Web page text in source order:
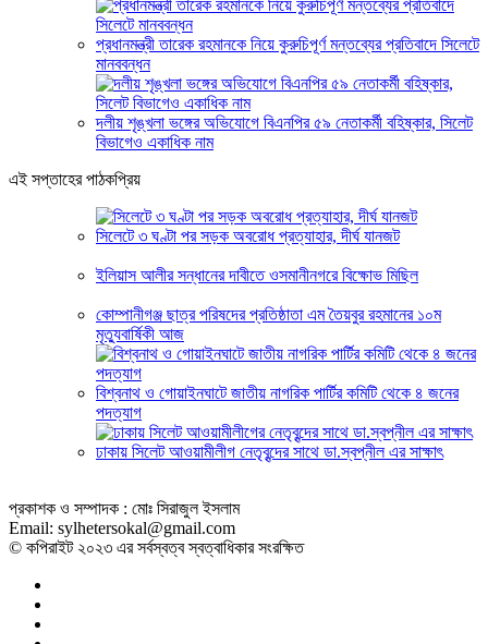
প্রধানমন্ত্রী তারেক রহমানকে নিয়ে কুরুচিপূর্ণ মন্তব্যের প্রতিবাদে সিলেটে
মানববন্ধন
দলীয় শৃঙ্খলা ভঙ্গের অভিযোগে বিএনপির ৫৯ নেতাকর্মী বহিষ্কার, সিলেট
বিভাগেও একাধিক নাম
এই সপ্তাহের পাঠকপ্রিয়
সিলেটে ৩ ঘণ্টা পর সড়ক অবরোধ প্রত্যাহার, দীর্ঘ যানজট
ইলিয়াস আলীর সন্ধানের দাবীতে ওসমানীনগরে বিক্ষোভ মিছিল
কোম্পানীগঞ্জ ছাত্র পরিষদের প্রতিষ্ঠাতা এম তৈয়বুর রহমানের ১০ম
মৃত্যুবার্ষিকী আজ
বিশ্বনাথ ও গোয়াইনঘাটে জাতীয় নাগরিক পার্টির কমিটি থেকে ৪ জনের
পদত্যাগ
ঢাকায় সিলেট আওয়ামীলীগ নেতৃবৃন্দের সাথে ডা.স্বপ্নীল এর সাক্ষাৎ
প্রকাশক ও সম্পাদক : মোঃ সিরাজুল ইসলাম
Email: sylhetersokal@gmail.com
© কপিরাইট ২০২৩ এর সর্বস্বত্ব স্বত্বাধিকার সংরক্ষিত